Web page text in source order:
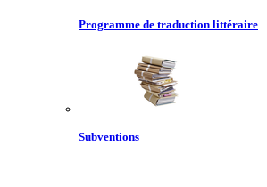
Programme de traduction littéraire
Subventions